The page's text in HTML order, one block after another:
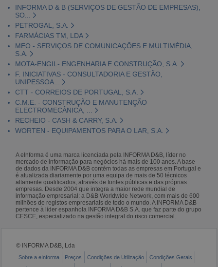
INFORMA D & B (SERVIÇOS DE GESTÃO DE EMPRESAS),
SO...
PETROGAL, S.A.
FARMÁCIAS TM, LDA
MEO - SERVIÇOS DE COMUNICAÇÕES E MULTIMÉDIA,
S.A.
MOTA-ENGIL- ENGENHARIA E CONSTRUÇÃO, S.A.
F. INICIATIVAS - CONSULTADORIA E GESTÃO,
UNIPESSOA...
CTT - CORREIOS DE PORTUGAL, S.A.
C.M.E. - CONSTRUÇÃO E MANUTENÇÃO
ELECTROMECÂNICA, ...
RECHEIO - CASH & CARRY, S.A.
WORTEN - EQUIPAMENTOS PARA O LAR, S.A.
A eInforma é uma marca licenciada pela INFORMA D&B, líder no
mercado de informação para negócios há mais de 100 anos. A base
de dados da INFORMA D&B contém todas as empresas em Portugal e
é atualizada diariamente por uma equipa de mais de 50 técnicos
altamente qualificados, através de fontes públicas e das próprias
empresas. Desde 2004 que integra a maior rede mundial de
informação empresarial: a D&B Worldwide Network, com mais de 600
milhões de registos empresariais de todo o mundo. A INFORMA D&B
pertence à líder espanhola INFORMA D&B S.A. que faz parte do grupo
CESCE, especializado na gestão integral do risco comercial.
© INFORMA D&B, Lda
Sobre a eInforma Preços Condições de Utilização
Condições Gerais